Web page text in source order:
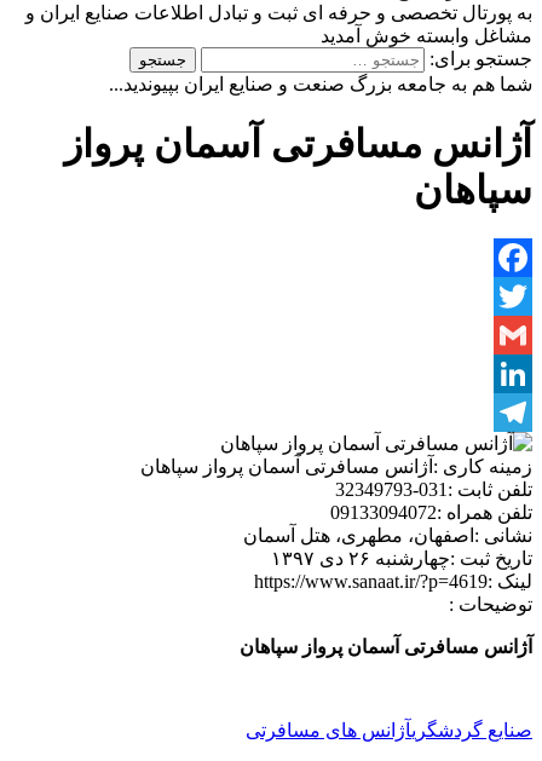
به پورتال تخصصی و حرفه ای ثبت و تبادل اطلاعات صنایع ایران و
مشاغل وابسته خوش آمدید
جستجو برای:
شما هم به جامعه بزرگ صنعت و صنایع ایران بپیوندید...
آژانس مسافرتی آسمان پرواز
سپاهان
Facebook
Twitter
Gmail
LinkedIn
Telegram
زمینه کاری : آژانس مسافرتی آسمان پرواز سپاهان
تلفن ثابت :031-32349793
تلفن همراه :09133094072
نشانی : اصفهان، مطهری، هتل آسمان
تاریخ ثبت :چهارشنبه ۲۶ دی ۱۳۹۷
لینک :https://www.sanaat.ir/?p=4619
توضیحات :
آژانس مسافرتی آسمان پرواز سپاهان
صنایع گردشگریآژانس های مسافرتی